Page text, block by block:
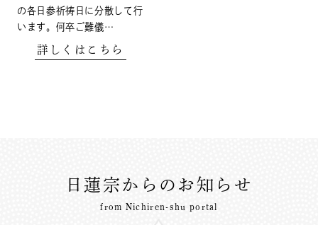
の各日参祈祷日に分散して行
います。何卒ご難儀…
詳しくはこちら
日蓮宗からのお知らせ
from Nichiren-shu portal